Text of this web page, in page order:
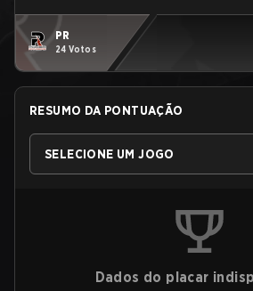
PR
24 Votos
RESUMO DA PONTUAÇÃO
SELECIONE UM JOGO
Dados do placar